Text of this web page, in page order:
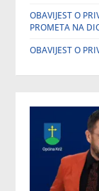
OBAVIJEST O
PROMETA NA
OBAVIJEST O